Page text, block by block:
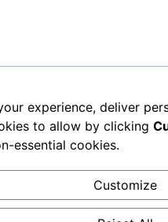
experience, deliver
to allow by clicking
essential cookies.
Customize